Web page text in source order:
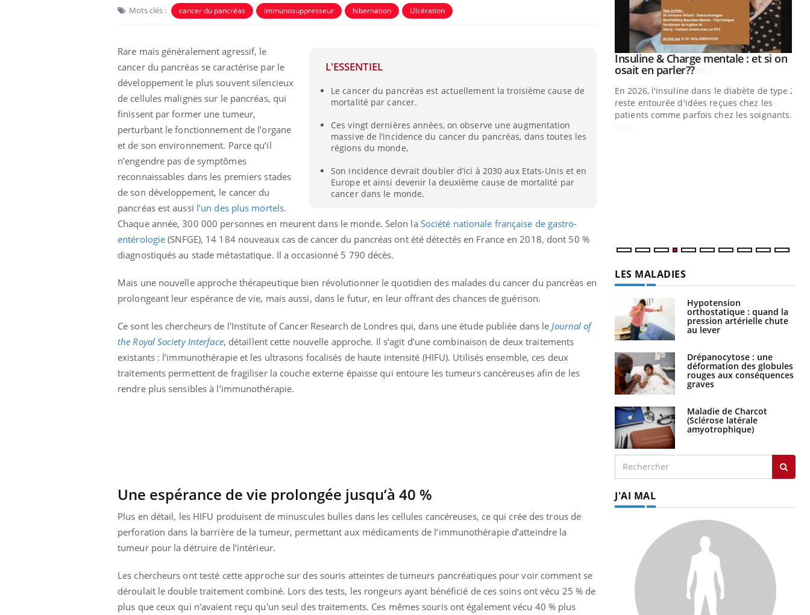
Mots clés : cancer du pancréas immunosuppresseur hibernation Ulcération
L'ESSENTIEL
Le cancer du pancréas est actuellement la troisième cause de
mortalité par cancer.
Ces vingt dernières années, on observe une augmentation
massive de l’incidence du cancer du pancréas, dans toutes les
régions du monde,
Son incidence devrait doubler d’ici à 2030 aux Etats-Unis et en
Europe et ainsi devenir la deuxième cause de mortalité par
cancer dans le monde.
Rare mais généralement agressif, le
cancer du pancréas se caractérise par le
développement le plus souvent silencieux
de cellules malignes sur le pancréas, qui
finissent par former une tumeur,
perturbant le fonctionnement de l’organe
et de son environnement. Parce qu’il
n’engendre pas de symptômes
reconnaissables dans les premiers stades
de son développement, le cancer du
pancréas est aussi l’un des plus mortels.
Chaque année, 300 000 personnes en meurent dans le monde. Selon la Société nationale française de gastro-
entérologie (SNFGE), 14 184 nouveaux cas de cancer du pancréas ont été détectés en France en 2018, dont 50 %
diagnostiqués au stade métastatique. Il a occasionné 5 790 décès.
Mais une nouvelle approche thérapeutique bien révolutionner le quotidien des malades du cancer du pancréas en
prolongeant leur espérance de vie, mais aussi, dans le futur, en leur offrant des chances de guérison.
Ce sont les chercheurs de l'Institute of Cancer Research de Londres qui, dans une étude publiée dans le Journal of
the Royal Society Interface, détaillent cette nouvelle approche. Il s’agit d’une combinaison de deux traitements
existants : l’immunothérapie et les ultrasons focalisés de haute intensité (HIFU). Utilisés ensemble, ces deux
traitements permettent de fragiliser la couche externe épaisse qui entoure les tumeurs cancéreuses afin de les
rendre plus sensibles à l’immunothérapie.
Une espérance de vie prolongée jusqu’à 40 %
Plus en détail, les HIFU produisent de minuscules bulles dans les cellules cancéreuses, ce qui crée des trous de
perforation dans la barrière de la tumeur, permettant aux médicaments de l’immunothérapie d’atteindre la
tumeur pour la détruire de l’intérieur.
Les chercheurs ont testé cette approche sur des souris atteintes de tumeurs pancréatiques pour voir comment se
déroulait le double traitement combiné. Lors des tests, les rongeurs ayant bénéficié de ces soins ont vécu 25 % de
plus que ceux qui n'avaient reçu qu'un seul des traitements. Ces mêmes souris ont également vécu 40 % plus
Eczéma Chronique des Mains :
expliquer ma maladieYoutube
Il y a des sujets qui sont faciles à aborder...
d'autres non ! D'un côté, poser des
questions sur la maladie d'un proche c'est
Youtube
Carence en fer : comprendre pour
prévenir Youtube
Fatigue, irritabilité, brouillard mental ou
même alopécie… Les symptômes de la
carence en fer sont multiples ce qui la rend
...
En 2026, l'insuline dans le diabète de type 2
Youtube
Eczéma Chronique des Mains : se
préparer pour l’été !
L'été arrive… et avec lui, un tout nouveau
rythme de vie ! Vacances, plage, piscine,
soleil, activités en plein air… Nos mains
LES MALADIES
Hypotension
orthostatique : quand la
pression artérielle chute
au lever
Drépanocytose : une
déformation des globules
rouges aux conséquences
graves
Maladie de Charcot
(Sclérose latérale
amyotrophique)
J'AI MAL